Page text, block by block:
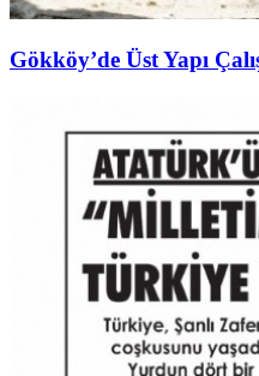
Gökköy’de Üst Yapı